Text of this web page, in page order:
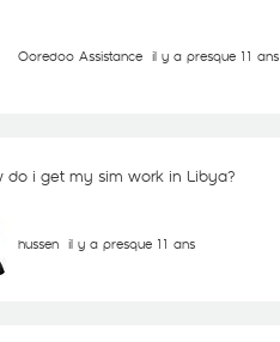
Ooredoo Assistance il y a presque 11 ans
do i get my sim work in Libya?
hussen il y a presque 11 ans